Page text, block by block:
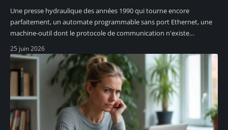
Une presse hydraulique des années 1990 qui tourne encore
parfaitement, un automate programmable sans port Ethernet, une
machine-outil dont le protocole de communication n'existe…
25 juin 2026